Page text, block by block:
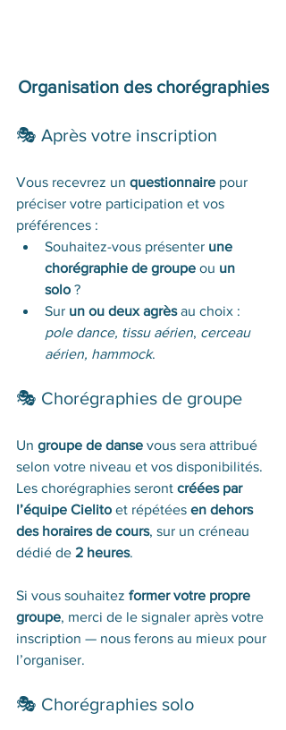
Organisation des chorégraphies
🎭 Après votre inscription
Vous recevrez un questionnaire pour
préciser votre participation et vos
préférences :
Souhaitez-vous présenter une
chorégraphie de groupe ou un
solo ?
Sur un ou deux agrès au choix :
pole dance, tissu aérien, cerceau
aérien, hammock.
🎭 Chorégraphies de groupe
Un groupe de danse vous sera attribué
selon votre niveau et vos disponibilités.
Les chorégraphies seront créées par
l’équipe Cielito et répétées en dehors
des horaires de cours, sur un créneau
dédié de 2 heures.
Si vous souhaitez former votre propre
groupe, merci de le signaler après votre
inscription — nous ferons au mieux pour
l’organiser.
🎭 Chorégraphies solo